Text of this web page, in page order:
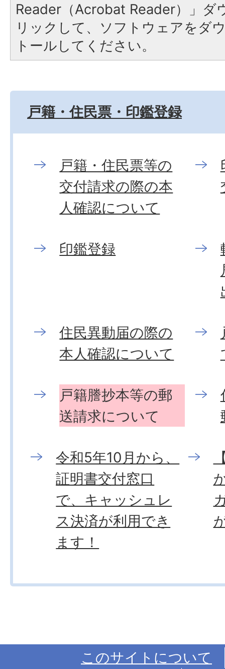
Reader（Acrobat Reader）」ダ
リックして、ソフトウェアをダ
トールしてください。
戸籍・住民票・印鑑登録
戸籍・住民票等の
交付請求の際の本
人確認について
印鑑登録
住民異動届の際の
本人確認について
戸籍謄抄本等の郵
送請求について
令和5年10月から、
証明書交付窓口
で、キャッシュレ
ス決済が利用でき
ます！
このサイトについて